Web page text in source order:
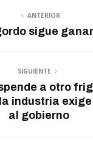
ANTERIOR
sigue
SIGUIENTE
a otro
industria
al gobierno